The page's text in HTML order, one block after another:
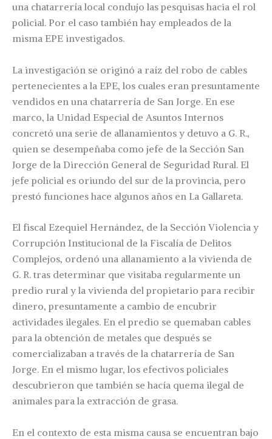
una chatarrería local condujo las pesquisas hacia el rol
policial. Por el caso también hay empleados de la
misma EPE investigados.
La investigación se originó a raíz del robo de cables
pertenecientes a la EPE, los cuales eran presuntamente
vendidos en una chatarrería de San Jorge. En ese
marco, la Unidad Especial de Asuntos Internos
concretó una serie de allanamientos y detuvo a G. R.,
quien se desempeñaba como jefe de la Sección San
Jorge de la Dirección General de Seguridad Rural. El
jefe policial es oriundo del sur de la provincia, pero
prestó funciones hace algunos años en La Gallareta.
El fiscal Ezequiel Hernández, de la Sección Violencia y
Corrupción Institucional de la Fiscalía de Delitos
Complejos, ordenó una allanamiento a la vivienda de
G. R. tras determinar que visitaba regularmente un
predio rural y la vivienda del propietario para recibir
dinero, presuntamente a cambio de encubrir
actividades ilegales. En el predio se quemaban cables
para la obtención de metales que después se
comercializaban a través de la chatarrería de San
Jorge. En el mismo lugar, los efectivos policiales
descubrieron que también se hacía quema ilegal de
animales para la extracción de grasa.
En el contexto de esta misma causa se encuentran bajo